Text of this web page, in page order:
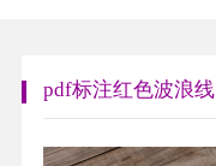
pdf标注红色波浪线